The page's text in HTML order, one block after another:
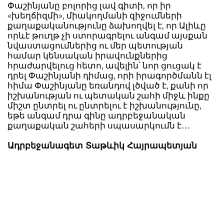
Փաշինյանը բոլորից լավ գիտի, որ իր
«խեղճիզմի», միակողմանի զիջումների
քաղաքականությունը ձախողվել է, որ Ալիևը
որևէ թուղթ չի ստորագրելու անգամ այսքան
նվաստացումներից ու մեր պետության
համար կենսական իրավունքներից
հրաժարվելուց հետո, ավելին՝ նոր ցուցակ է
դրել Փաշինյանի դիմաց, որի իրագործմանն էլ
հիմա Փաշինյանը եռանդով լծված է, քանի որ
իշխանության ու պետական շահի միջև ինքը
միշտ ընտրել ու ընտրելու է իշխանությունը,
եթե անգամ դրա գինը ադրբեջանական
քաղաքական շահերի սպասարկումն է․․․
Ադրբեջանագետ Տաթևիկ Հայրապետյան